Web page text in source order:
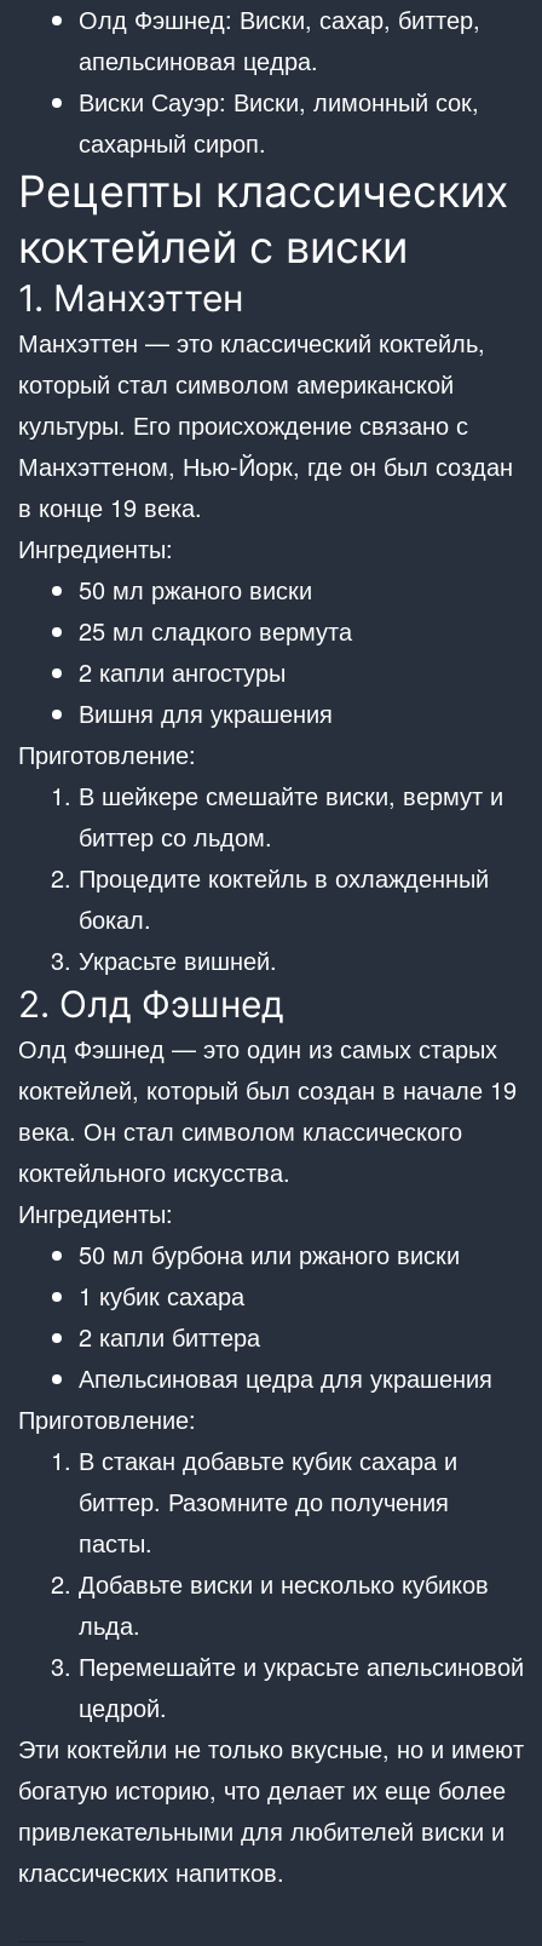
Олд Фэшнед: Виски, сахар, биттер,
апельсиновая цедра.
Виски Сауэр: Виски, лимонный сок,
сахарный сироп.
Рецепты классических
коктейлей с виски
1. Манхэттен
Манхэттен — это классический коктейль,
который стал символом американской
культуры. Его происхождение связано с
Манхэттеном, Нью-Йорк, где он был создан
в конце 19 века.
Ингредиенты:
50 мл ржаного виски
25 мл сладкого вермута
2 капли ангостуры
Вишня для украшения
Приготовление:
В шейкере смешайте виски, вермут и
биттер со льдом.
Процедите коктейль в охлажденный
бокал.
Украсьте вишней.
2. Олд Фэшнед
Олд Фэшнед — это один из самых старых
коктейлей, который был создан в начале 19
века. Он стал символом классического
коктейльного искусства.
Ингредиенты:
50 мл бурбона или ржаного виски
1 кубик сахара
2 капли биттера
Апельсиновая цедра для украшения
Приготовление:
В стакан добавьте кубик сахара и
биттер. Разомните до получения
пасты.
Добавьте виски и несколько кубиков
льда.
Перемешайте и украсьте апельсиновой
цедрой.
Эти коктейли не только вкусные, но и имеют
богатую историю, что делает их еще более
привлекательными для любителей виски и
классических напитков.